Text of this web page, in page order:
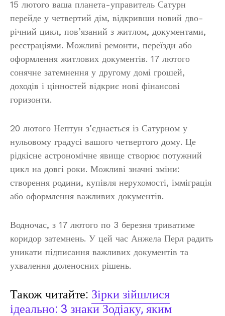
15 лютого ваша планета-управитель Сатурн
перейде у четвертий дім, відкривши новий дво-
річний цикл, пов’язаний з житлом, документами,
реєстраціями. Можливі ремонти, переїзди або
оформлення житлових документів. 17 лютого
сонячне затемнення у другому домі грошей,
доходів і цінностей відкриє нові фінансові
горизонти.
20 лютого Нептун з’єднається із Сатурном у
нульовому градусі вашого четвертого дому. Це
рідкісне астрономічне явище створює потужний
цикл на довгі роки. Можливі значні зміни:
створення родини, купівля нерухомості, імміграція
або оформлення важливих документів.
Водночас, з 17 лютого по 3 березня триватиме
коридор затемнень. У цей час Анжела Перл радить
уникати підписання важливих документів та
ухвалення доленосних рішень.
Також читайте: Зірки зійшлися
ідеально: 3 знаки Зодіаку, яким